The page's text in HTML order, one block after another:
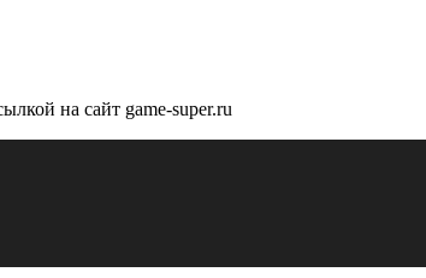
на сайт game-super.ru